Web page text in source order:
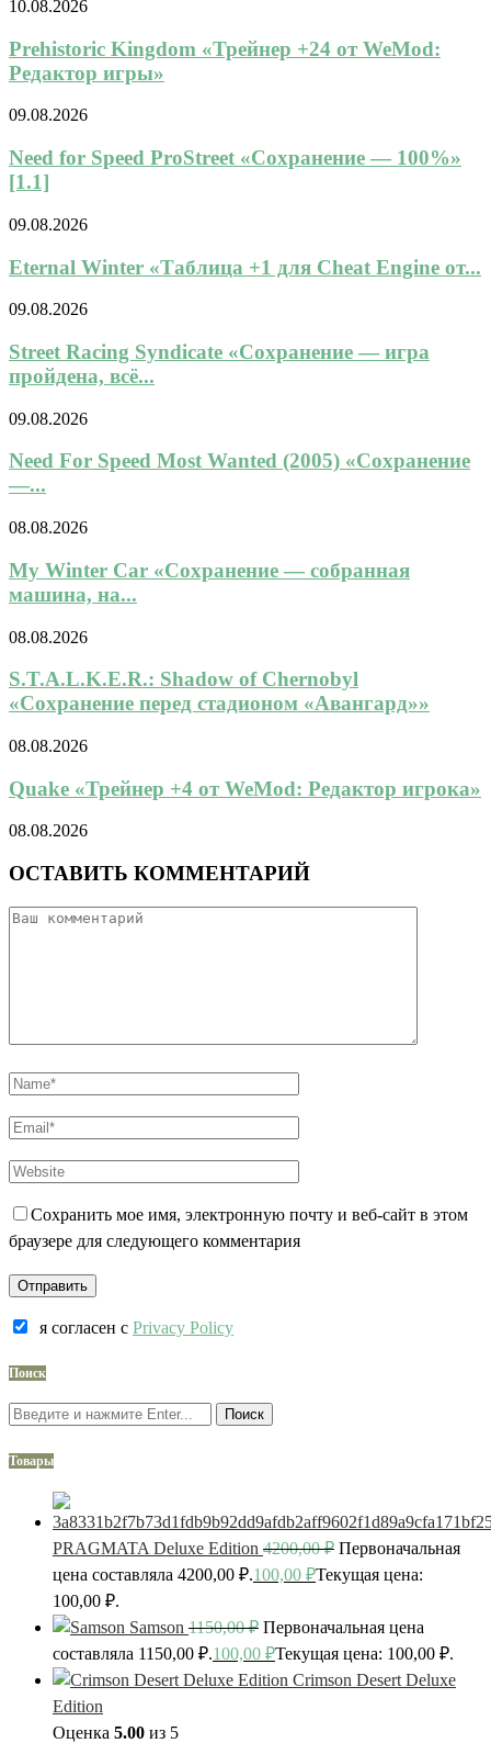
10.08.2026
Prehistoric Kingdom «Трейнер +24 от WeMod:
Редактор игры»
09.08.2026
Need for Speed ProStreet «Сохранение — 100%»
[1.1]
09.08.2026
Eternal Winter «Таблица +1 для Cheat Engine от...
09.08.2026
Street Racing Syndicate «Сохранение — игра
пройдена, всё...
09.08.2026
Need For Speed Most Wanted (2005) «Сохранение
—...
08.08.2026
My Winter Car «Сохранение — собранная
машина, на...
08.08.2026
S.T.A.L.K.E.R.: Shadow of Chernobyl
«Сохранение перед стадионом «Авангард»»
08.08.2026
Quake «Трейнер +4 от WeMod: Редактор игрока»
08.08.2026
ОСТАВИТЬ КОММЕНТАРИЙ
Сохранить мое имя, электронную почту и веб-сайт в этом
браузере для следующего комментария
я согласен c Privacy Policy
Поиск
Поиск
Товары
PRAGMATA Deluxe Edition 4200,00₽ Первоначальная
цена составляла 4200,00 ₽.100,00 ₽Текущая цена:
100,00 ₽.
Samson 1150,00₽ Первоначальная цена
составляла 1150,00 ₽.100,00 ₽Текущая цена: 100,00 ₽.
Crimson Desert Deluxe
Edition
Оценка 5.00 из 5